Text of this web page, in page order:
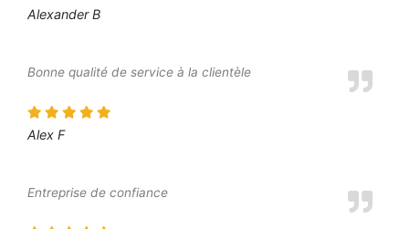
Alexander B
Bonne qualité de service à la clientèle
Alex F
Entreprise de confiance